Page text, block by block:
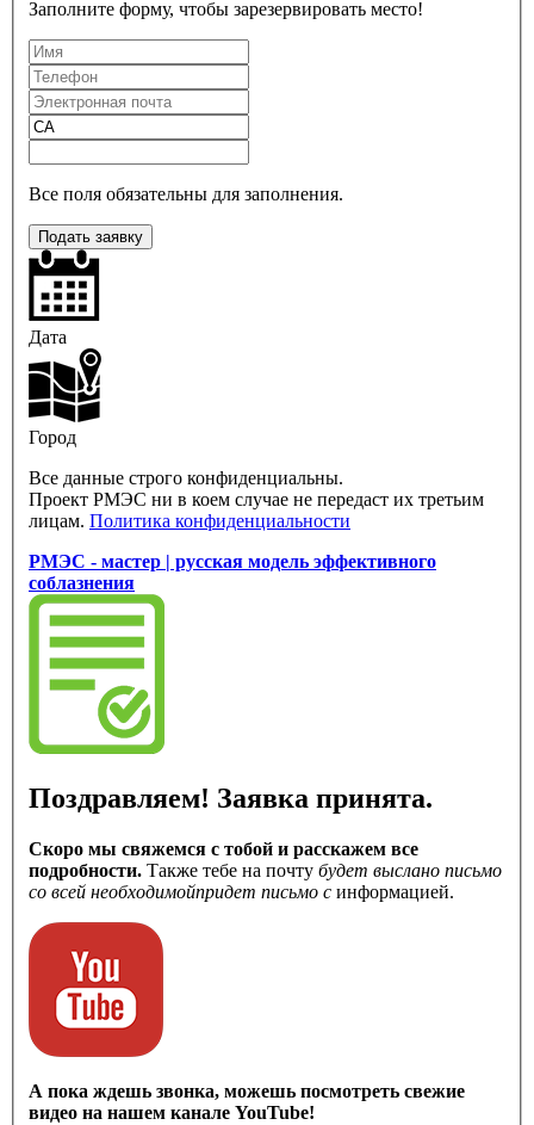
Заполните форму, чтобы зарезервировать место!
Все поля обязательны для заполнения.
Подать заявку
Дата
Город
Все данные строго конфиденциальны.
Проект РМЭС ни в коем случае не передаст их третьим
лицам. Политика конфиденциальности
РМЭС - мастер | русская модель эффективного
соблазнения
Поздравляем! Заявка принята.
Скоро мы свяжемся с тобой и расскажем все
подробности. Также тебе на почту будет выслано письмо
со всей необходимойпридет письмо с информацией.
А пока ждешь звонка, можешь посмотреть свежие
видео на нашем канале YouTube!